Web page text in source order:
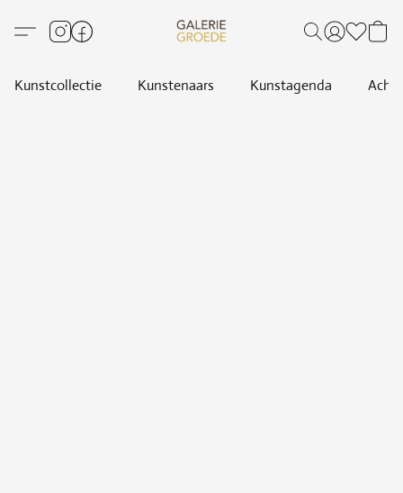
Kunstcollectie Kunstenaars Kunstagenda